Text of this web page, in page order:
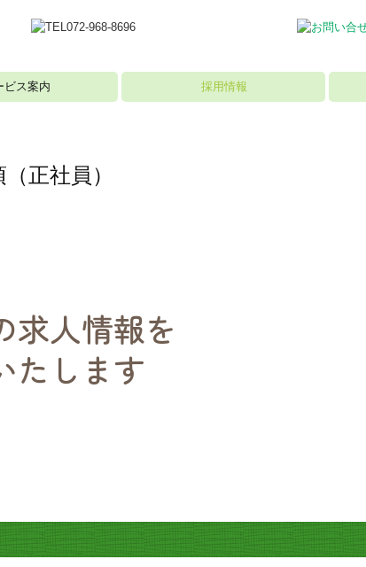
ビス案内 採用情報
正社員）
求人情報を
たします